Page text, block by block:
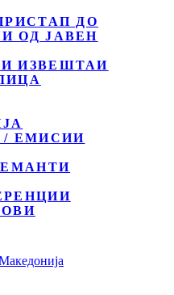
ДО
ОД ЈАВЕН
ИЗВЕШТАИ
/ ЕМИСИИ